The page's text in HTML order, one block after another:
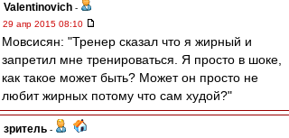
Valentinovich -
29 апр 2015 08:10
Мовсисян: "Тренер сказал что я жирный и
запретил мне тренироваться. Я просто в шоке,
как такое может быть? Может он просто не
любит жирных потому что сам худой?"
зpитель -